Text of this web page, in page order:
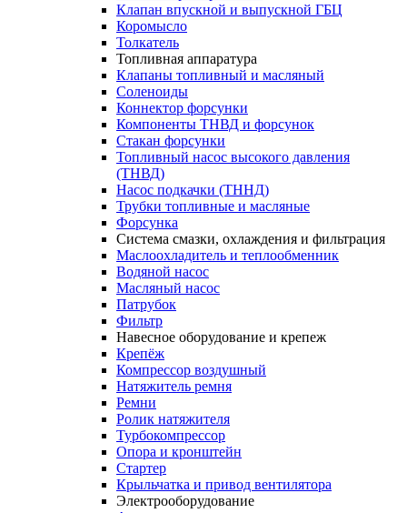
Клапан впускной и выпускной ГБЦ
Коромысло
Толкатель
Топливная аппаратура
Клапаны топливный и масляный
Соленоиды
Коннектор форсунки
Компоненты ТНВД и форсунок
Стакан форсунки
Топливный насос высокого давления
(ТНВД)
Насос подкачки (ТННД)
Трубки топливные и масляные
Форсунка
Система смазки, охлаждения и фильтрация
Маслоохладитель и теплообменник
Водяной насос
Масляный насос
Патрубок
Фильтр
Навесное оборудование и крепеж
Крепёж
Компрессор воздушный
Натяжитель ремня
Ремни
Ролик натяжителя
Турбокомпрессор
Опора и кронштейн
Стартер
Крыльчатка и привод вентилятора
Электрооборудование